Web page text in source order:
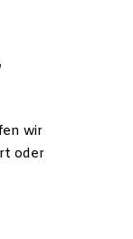
wir
oder